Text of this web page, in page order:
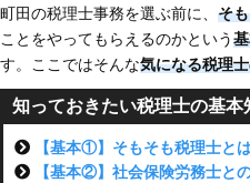
町田の税理士事務を選ぶ前に、 そ
ことをやってもらえるのかという
す。ここではそんな気になる税理
知っておきたい税理士の基本
【基本①】そもそも税理士と
【基本②】社会保険労務士と